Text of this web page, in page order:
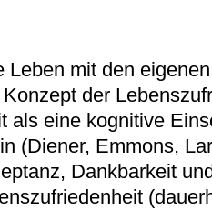
mit den
der
eine kognitive
(Diener, Emmons,
Dankbarkeit